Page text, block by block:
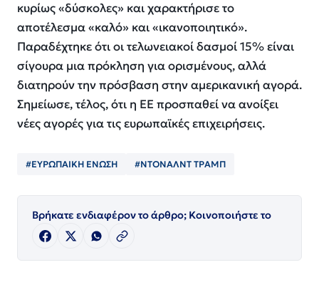
κυρίως «δύσκολες» και χαρακτήρισε το
αποτέλεσμα «καλό» και «ικανοποιητικό».
Παραδέχτηκε ότι οι τελωνειακοί δασμοί 15% είναι
σίγουρα μια πρόκληση για ορισμένους, αλλά
διατηρούν την πρόσβαση στην αμερικανική αγορά.
Σημείωσε, τέλος, ότι η ΕΕ προσπαθεί να ανοίξει
νέες αγορές για τις ευρωπαϊκές επιχειρήσεις.
#ΕΥΡΩΠΑΙΚΗ ΕΝΩΣΗ #ΝΤΟΝΑΛΝΤ ΤΡΑΜΠ
Βρήκατε ενδιαφέρον το άρθρο; Κοινοποιήστε το